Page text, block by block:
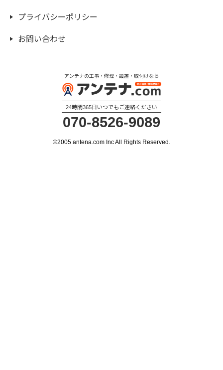
アンテナの工事・修理・設置・取付けなら
24時間365日いつでもご連絡ください
070-8526-9089
プライバシーポリシー
お問い合わせ
©2005 antena.com Inc All Rights Reserved.